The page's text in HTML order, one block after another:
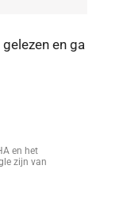
gelezen en ga
en het
zijn van